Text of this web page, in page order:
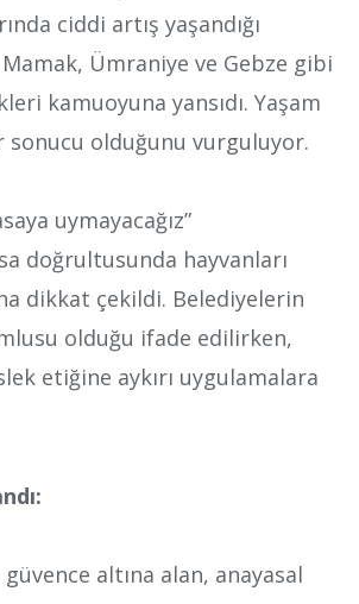
ciddi artış yaşandığı
Ümraniye ve Gebze gibi
kamuoyuna yansıdı. Yaşam
sonucu olduğunu vurguluyor.
uymayacağız”
doğrultusunda hayvanları
dikkat çekildi. Belediyelerin
olduğu ifade edilirken,
etiğine aykırı uygulamalara
altına alan, anayasal